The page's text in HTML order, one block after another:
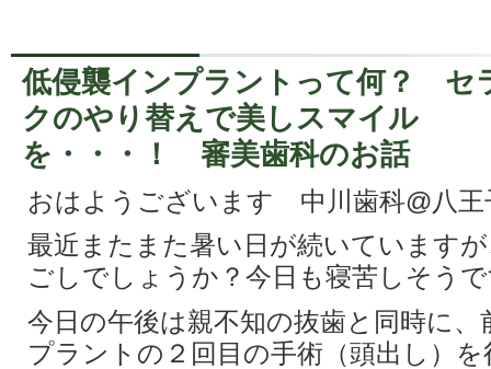
低侵襲インプラントって何？ セ
クのやり替えで美しスマイル
を・・・！ 審美歯科のお話
おはようございます 中川歯科@八王
最近またまた暑い日が続いています
ごしでしょうか？今日も寝苦しそう
今日の午後は親不知の抜歯と同時に
プラントの２回目の手術（頭出し）